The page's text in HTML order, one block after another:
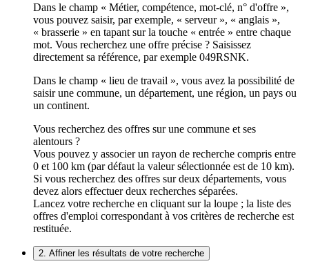
Dans le champ « Métier, compétence, mot-clé, n° d'offre »,
vous pouvez saisir, par exemple, « serveur », « anglais »,
« brasserie » en tapant sur la touche « entrée » entre chaque
mot. Vous recherchez une offre précise ? Saisissez
directement sa référence, par exemple 049RSNK.
Dans le champ « lieu de travail », vous avez la possibilité de
saisir une commune, un département, une région, un pays ou
un continent.
Vous recherchez des offres sur une commune et ses
alentours ?
Vous pouvez y associer un rayon de recherche compris entre
0 et 100 km (par défaut la valeur sélectionnée est de 10 km).
Si vous recherchez des offres sur deux départements, vous
devez alors effectuer deux recherches séparées.
Lancez votre recherche en cliquant sur la loupe ; la liste des
offres d'emploi correspondant à vos critères de recherche est
restituée.
2. Affiner les résultats de votre recherche